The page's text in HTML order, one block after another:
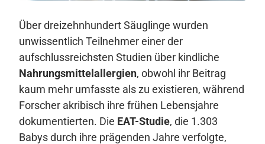
Über dreizehnhundert Säuglinge wurden
unwissentlich Teilnehmer einer der
aufschlussreichsten Studien über kindliche
Nahrungsmittelallergien, obwohl ihr Beitrag
kaum mehr umfasste als zu existieren, während
Forscher akribisch ihre frühen Lebensjahre
dokumentierten. Die EAT-Studie, die 1.303
Babys durch ihre prägenden Jahre verfolgte,